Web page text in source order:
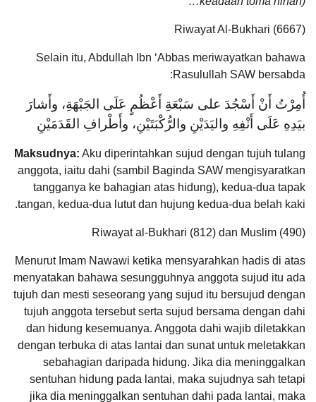
Riwayat Al-Bukhari (6667)
Selain itu, Abdullah Ibn ‘Abbas meriwayatkan bahawa
Rasulullah SAW bersabda:
أُمِرْتُ أَنْ أَسْجُدَ على سَبْعَةِ أَعْظُمٍ عَلَى الجَبْهَةِ، وأَشارَ
بيَدِهِ عَلَى أَنْفِهِ واليَدَيْنِ والرُّكْبَتَيْنِ، وأَطْرافِ القَدَمَيْنِ
Maksudnya: Aku diperintahkan sujud dengan tujuh tulang
anggota, iaitu dahi (sambil Baginda SAW mengisyaratkan
tangganya ke bahagian atas hidung), kedua-dua tapak
tangan, kedua-dua lutut dan hujung kedua-dua belah kaki.
Riwayat al-Bukhari (812) dan Muslim (490)
Menurut Imam Nawawi ketika mensyarahkan hadis di atas
menyatakan bahawa sesungguhnya anggota sujud itu ada
tujuh dan mesti seseorang yang sujud itu bersujud dengan
tujuh anggota tersebut serta sujud bersama dengan dahi
dan hidung kesemuanya. Anggota dahi wajib diletakkan
dengan terbuka di atas lantai dan sunat untuk meletakkan
sebahagian daripada hidung. Jika dia meninggalkan
sentuhan hidung pada lantai, maka sujudnya sah tetapi
jika dia meninggalkan sentuhan dahi pada lantai, maka